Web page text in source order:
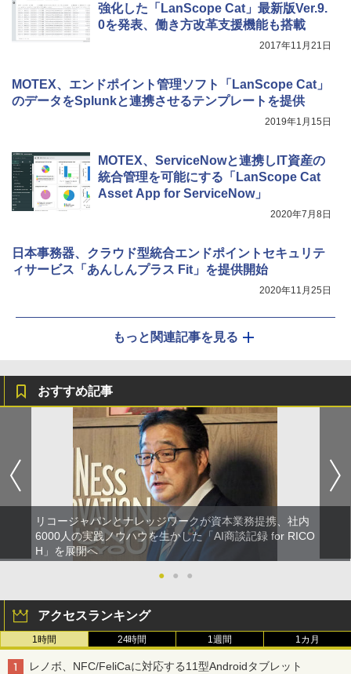
強化した「LanScope Cat」最新版Ver.9.
0を発表、働き方改革支援機能も搭載
2017年11月21日
MOTEX、エンドポイント管理ソフト「LanScope Cat」
のデータをSplunkと連携させるテンプレートを提供
2019年1月15日
MOTEX、ServiceNowと連携しIT資産の
統合管理を可能にする「LanScope Cat
Asset App for ServiceNow」
2020年7月8日
日本事務器、クラウド型統合エンドポイントセキュリテ
ィサービス「あんしんプラス Fit」を提供開始
2020年11月25日
もっと関連記事を見る
おすすめ記事
リコージャパンとナレッジワークが資本業務提携、社内
6000人の実践ノウハウを生かした「AI商談記録 for RICO
H」を展開へ
●
● ●
アクセスランキング
1時間 24時間 1週間 1カ月
レノボ、NFC/FeliCaに対応する11型Androidタブレット